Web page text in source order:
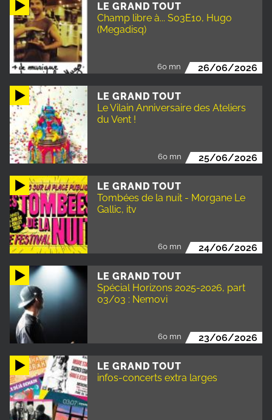
LE GRAND TOUT
Champ libre à... S03E10, Hugo
(Megadisq)
60 mn 26/06/2026
LE GRAND TOUT
Le Vilain Anniversaire des Ateliers
du Vent !
60 mn 25/06/2026
LE GRAND TOUT
Tombées de la nuit - Morgane Le
Gallic, itv
60 mn 24/06/2026
LE GRAND TOUT
Spécial Horizons 2025-2026, part
03/03 : Nemovi
60 mn 23/06/2026
LE GRAND TOUT
infos-concerts extra larges